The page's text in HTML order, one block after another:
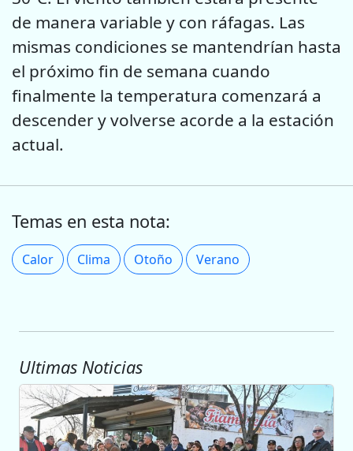
de manera variable y con ráfagas. Las
mismas condiciones se mantendrían hasta
el próximo fin de semana cuando
finalmente la temperatura comenzará a
descender y volverse acorde a la estación
actual.
Temas en esta nota:
Calor Clima Otoño Verano
Ultimas Noticias